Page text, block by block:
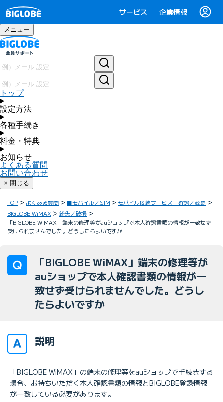
サービス 企業情報
メニュー
トップ
設定方法
各種手続き
料金・特典
お知らせ
よくある質問
お問い合わせ
× 閉じる
TOP よくある質問 ■モバイル／SIM
モバイル接続サービス 確認／変更
BIGLOBE WiMAX
紛失／破損
「BIGLOBE WiMAX」端末の修理等がauショップで本人確認書類の情報が一致せず
受けられませんでした。どうしたらよいですか
「BIGLOBE WiMAX」端末の修理等が
auショップで本人確認書類の情報が一
致せず受けられませんでした。どうし
たらよいですか
説明
「BIGLOBE WiMAX」の端末の修理等をauショップで手続きする
場合、お持ちいただく本人確認書類の情報とBIGLOBE登録情報
が一致している必要があります。